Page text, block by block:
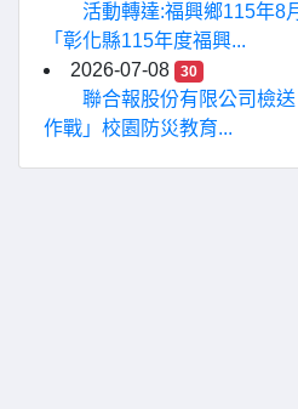
活動轉達:福興鄉115年8
「彰化縣115年度福興...
2026-07-08
30
聯合報股份有限公司檢
作戰」校園防災教育...